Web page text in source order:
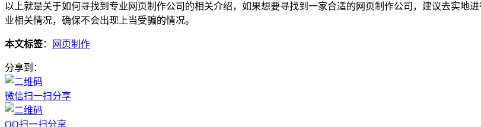
以上就是关于如何寻找到专业网页制作公司的相关介绍，如果想要寻找到一家合适的网页制作公司，建议去实地
业相关情况，确保不会出现上当受骗的情况。
本文标签： 网页制作
分享到：
微信扫一扫分享
QQ扫一扫分享